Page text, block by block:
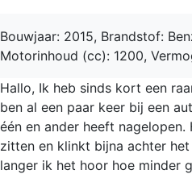
Bouwjaar: 2015, Brandstof:
Motorinhoud (cc): 1200,
Hallo, Ik heb sinds kort een
ben al een paar keer bij een
één en ander heeft
zitten en klinkt bijna achter
langer ik het hoor hoe minder